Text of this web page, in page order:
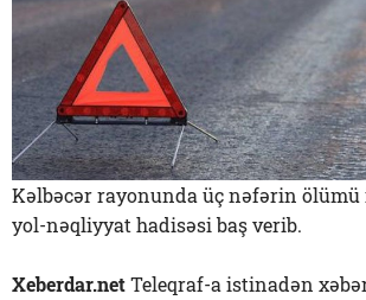
Kəlbəcər rayonunda üç nəfərin
yol-nəqliyyat hadisəsi baş verib.
Xeberdar.netTeleqraf-a istinadən